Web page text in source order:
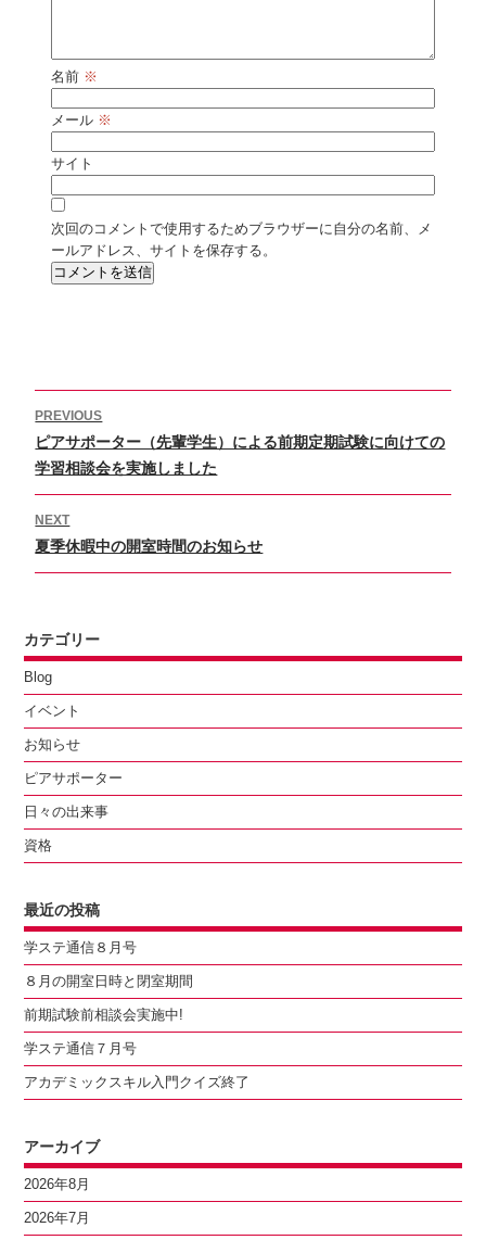
名前 ※
メール ※
サイト
次回のコメントで使用するためブラウザーに自分の名前、メ
ールアドレス、サイトを保存する。
稿
ナ
ビ
シ
ョ
ン
PREVIOUS
Previous
post:
ピアサポーター（先輩学生）による前期定期試験に向けての
学習相談会を実施しました
NEXT
Next
post:
夏季休暇中の開室時間のお知らせ
カテゴリー
Blog
イベント
お知らせ
ピアサポーター
日々の出来事
資格
最近の投稿
学ステ通信８月号
８月の開室日時と閉室期間
前期試験前相談会実施中!
学ステ通信７月号
アカデミックスキル入門クイズ終了
アーカイブ
2026年8月
2026年7月